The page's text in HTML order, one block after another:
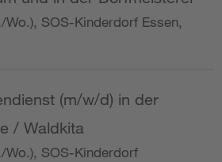
Wo.), SOS-Kinderdorf Essen,
(m/w/d) in der
/ Waldkita
Wo.), SOS-Kinderdorf